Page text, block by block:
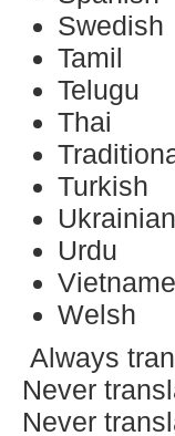
Swedish
Tamil
Telugu
Thai
Turkish
Ukrainian
Urdu
Welsh
Always
Never
Never